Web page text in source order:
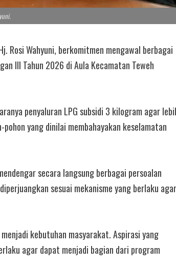
Rosi Wahyuni, berkomitmen mengawal berbagai
III Tahun 2026 di Aula Kecamatan Teweh
penyaluran LPG subsidi 3 kilogram agar
yang dinilai membahayakan keselamatan
secara langsung berbagai persoalan
sesuai mekanisme yang berlaku agar
kebutuhan masyarakat. Aspirasi yang
agar dapat menjadi bagian dari program